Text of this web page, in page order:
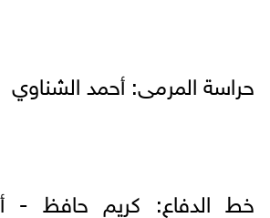
حراسة المرمى: أحمد الشناوي
خط الدفاع: كريم حافظ